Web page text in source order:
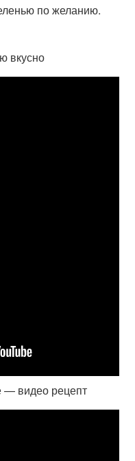
по желанию.
вкусно
— видео рецепт